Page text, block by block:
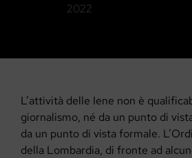
2022
L’attività delle Iene non è
giornalismo, né da un punto di
da un punto di vista formale.
della Lombardia, di fronte ad